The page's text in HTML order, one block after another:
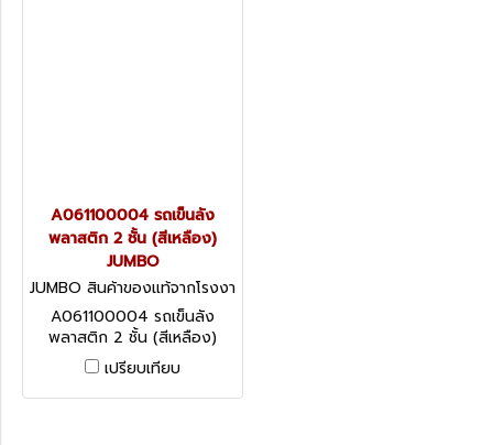
A061100004 รถเข็นลัง
พลาสติก 2 ชั้น (สีเหลือง)
JUMBO
JUMBO สินค้าของแท้จากโรงงา
นผู้ผลิต A061100004
A061100004 รถเข็นลัง
พลาสติก 2 ชั้น (สีเหลือง)
JUMBO
เปรียบเทียบ